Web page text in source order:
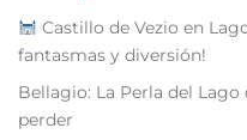
Castillo de Vezio en
fantasmas y diversión!
Bellagio: La Perla del
perder